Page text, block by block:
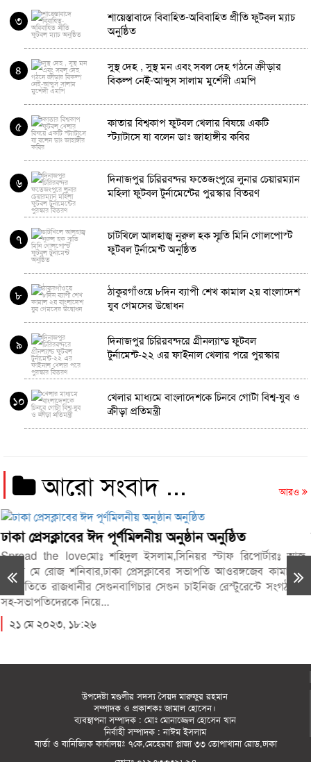
৩
শায়েস্তাবাদে বিবাহিত-অবিবাহিত প্রীতি ফুটবল ম্যাচ
অনুষ্ঠিত
৪
সুস্থ দেহ , সুস্থ মন এবং সবল দেহ গঠনে ক্রীড়ার
বিকল্প নেই-আব্দুস সালাম মুর্শেদী এমপি
৫
কাতার বিশ্বকাপ ফুটবল খেলার বিষয়ে একটি
স্ট্যাটাসে যা বলেন ডাঃ জাহাঙ্গীর কবির
৬
দিনাজপুর চিরিরবন্দর ফতেজংপুরে লুনার চেয়ারম্যান
মহিলা ফুটবল টুর্নামেন্টের পুরস্কার বিতরণ
৭
চাটখিলে আলহাজ্ব নুরুল হক স্মৃতি মিনি গোলপোস্ট
ফুটবল টুর্নামেন্ট অনুষ্ঠিত
৮
ঠাকুরগাঁওয়ে ৮দিন ব্যাপী শেখ কামাল ২য় বাংলাদেশ
যুব গেমসের উদ্বোধন
৯
দিনাজপুর চিরিরবন্দরে গ্রীনল্যান্ড ফুটবল
টুর্নামেন্ট-২২ এর ফাইনাল খেলার পরে পুরস্কার
১০
খেলার মাধ্যমে বাংলাদেশকে চিনবে গোটা বিশ্ব-যুব ও
ক্রীড়া প্রতিমন্ত্রী
আরো সংবাদ ... আরও
অনুষ্ঠিত
স্টাফ রিপোর্টারঃ আজ
সভাপতি আওরঙ্গজেব কামালের
চাইনিজ রেস্টুরেন্টে সংগঠনের
রূপসা উপজেলা প্রেসক্লাবে
Spread the loveসাগর কুমার বাড়ই ,
শক্তিতে বলিয়ান খুলনা জেলার রূপসা
নিরপেক্ষ সংবাদ প্রকাশ করার...
উপদেষ্টা মণ্ডলীর সদস্য সৈয়দ মারুফুর রহমান
সম্পাদক ও প্রকাশকঃজামাল হোসেন।
ব্যবস্থাপনা সম্পাদক : মোঃ মোনাজ্জেল হোসেন খান
নির্বাহী সম্পাদক : নাঈম ইসলাম
বার্তা ও বানিজ্যিক কার্যালয়ঃ ৭কে,মেহেরবা প্লাজা ৩৩ তোপাখানা রোড,ঢাকা